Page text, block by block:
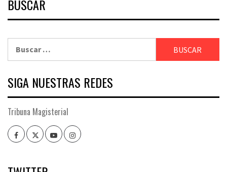
BUSCAR
SIGA NUESTRAS REDES
Tribuna Magisterial
FacebookTwitterYoutubeInstagram